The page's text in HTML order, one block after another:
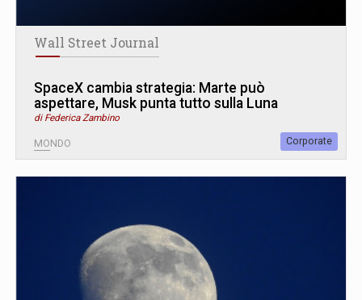
Wall Street Journal
SpaceX cambia strategia: Marte può
aspettare, Musk punta tutto sulla Luna
di Federica Zambino
MONDO Corporate